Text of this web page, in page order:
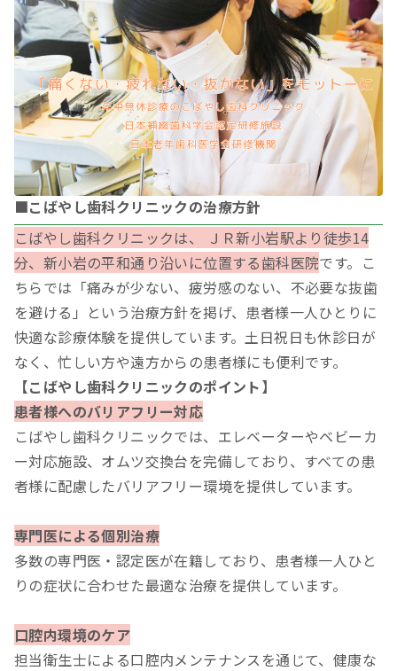
■こばやし歯科クリニックの治療方針
こばやし歯科クリニックは、 ＪＲ新小岩駅より徒歩14
分、新小岩の平和通り沿いに位置する歯科医院です。こ
ちらでは「痛みが少ない、疲労感のない、不必要な抜歯
を避ける」という治療方針を掲げ、患者様一人ひとりに
快適な診療体験を提供しています。土日祝日も休診日が
なく、忙しい方や遠方からの患者様にも便利です。
【こばやし歯科クリニックのポイント】
患者様へのバリアフリー対応
こばやし歯科クリニックでは、エレベーターやベビーカ
ー対応施設、オムツ交換台を完備しており、すべての患
者様に配慮したバリアフリー環境を提供しています。
専門医による個別治療
多数の専門医・認定医が在籍しており、患者様一人ひと
りの症状に合わせた最適な治療を提供しています。
口腔内環境のケア
担当衛生士による口腔内メンテナンスを通じて、健康な